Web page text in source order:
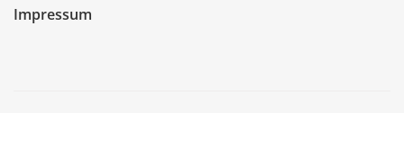
Impressum